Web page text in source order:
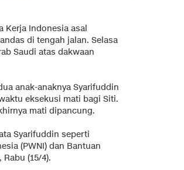
Kerja Indonesia asal
di tengah jalan. Selasa
Saudi atas dakwaan
anak-anaknya Syarifuddin
eksekusi mati bagi Siti.
mati dipancung.
Syarifuddin seperti
(PWNI) dan Bantuan
(15/4).